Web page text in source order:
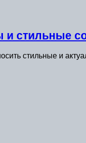
стильные
стильные и